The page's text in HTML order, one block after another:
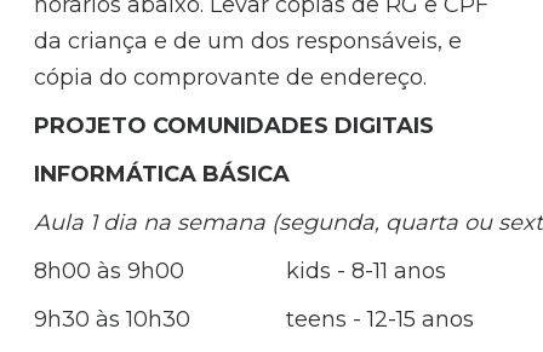
da criança e de um dos responsáveis, e
cópia do comprovante de endereço.
PROJETO COMUNIDADES DIGITAIS
INFORMÁTICA BÁSICA
Aula 1 dia na semana (segunda, quarta ou
8h00 às 9h00
kids - 8-11 anos
9h30 às 10h30
teens - 12-15 anos